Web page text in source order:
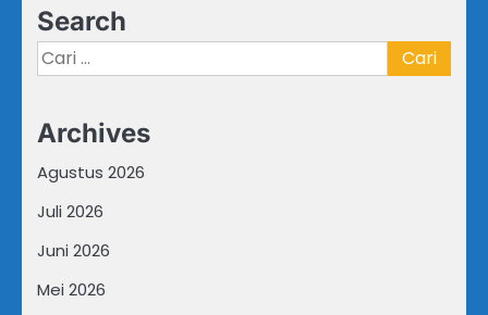
Search
Cari
untuk:
Archives
Agustus 2026
Juli 2026
Juni 2026
Mei 2026